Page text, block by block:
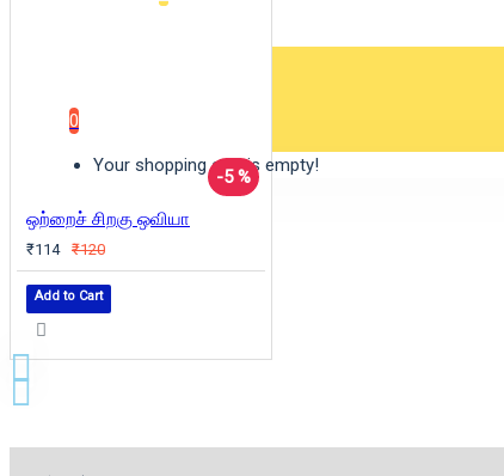
0
Your shopping cart is empty!
-5 %
ஒற்றைச் சிறகு ஒவியா
₹114 ₹120
Add to Cart